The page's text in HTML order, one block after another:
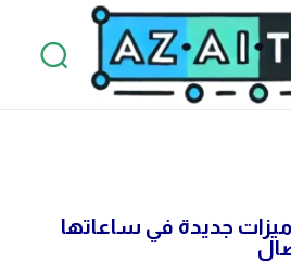
جديدة في ساعاتها